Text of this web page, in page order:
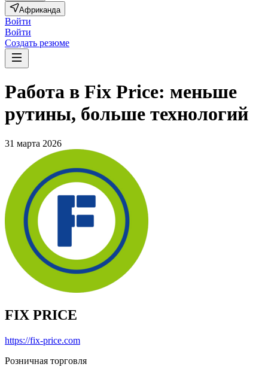
Африканда
Войти
Войти
Создать резюме
Работа в Fix Price: меньше
рутины, больше технологий
31 марта 2026
FIX PRICE
https://fix-price.com
Розничная торговля